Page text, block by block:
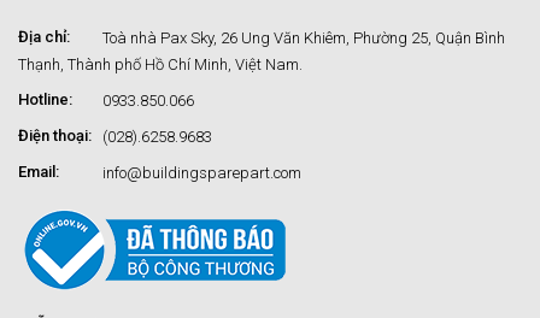
Địa chỉ:
Toà nhà Pax Sky, 26 Ung Văn Khiêm, Phường 25, Quận Bình
Thạnh, Thành phố Hồ Chí Minh, Việt Nam.
Hotline:
0933.850.066
Điện thoại:
(028).6258.9683
Email:
info@buildingsparepart.com